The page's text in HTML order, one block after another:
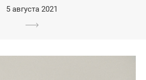
5 августа 2021